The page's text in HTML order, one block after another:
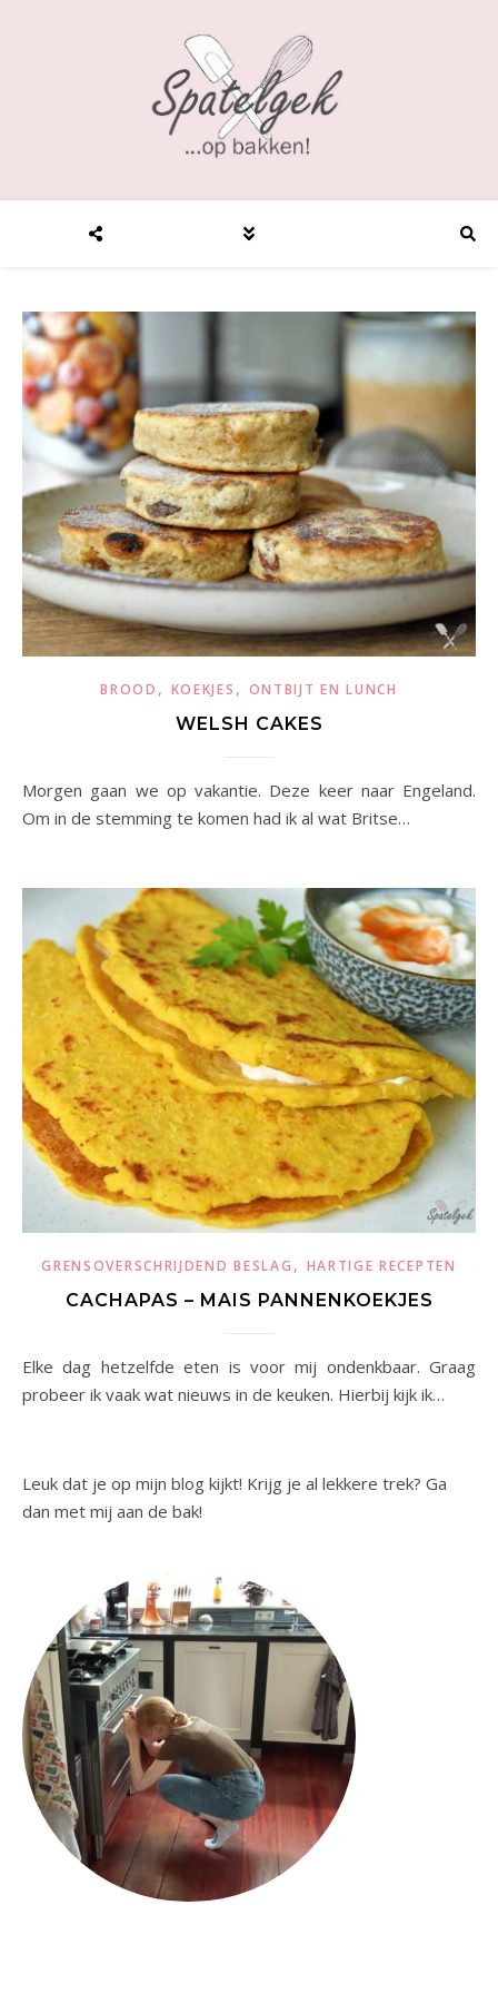
BROOD , KOEKJES , ONTBIJT EN LUNCH
WELSH CAKES
Morgen gaan we op vakantie. Deze keer naar Engeland.
Om in de stemming te komen had ik al wat Britse…
GRENSOVERSCHRIJDEND BESLAG , HARTIGE RECEPTEN
CACHAPAS – MAIS PANNENKOEKJES
Elke dag hetzelfde eten is voor mij ondenkbaar. Graag
probeer ik vaak wat nieuws in de keuken. Hierbij kijk ik…
Leuk dat je op mijn blog kijkt! Krijg je al lekkere trek? Ga
dan met mij aan de bak!